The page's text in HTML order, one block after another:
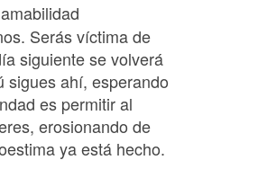
Serás víctima de
siguiente se volverá
sigues ahí, esperando
es permitir al
erosionando de
ya está hecho.